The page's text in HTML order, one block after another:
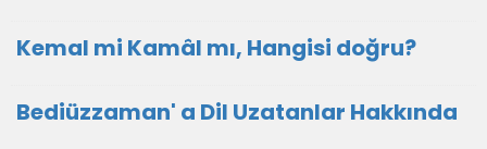
Kemal mi Kamâl mı, Hangisi doğru?
Bediüzzaman' a Dil Uzatanlar Hakkında